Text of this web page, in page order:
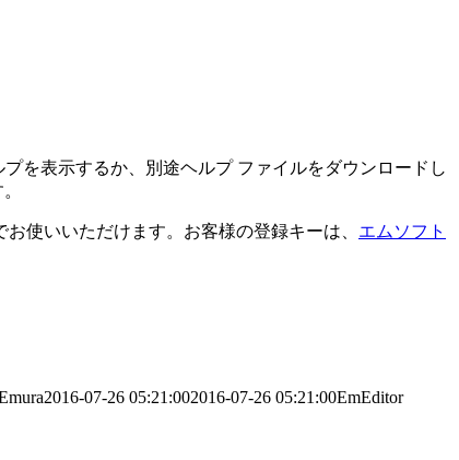
を表示するか、別途ヘルプ ファイルをダウンロードし
使いいただけます。お客様の登録キーは、 エムソフト
2016-07-26 05:21:002016-07-26 05:21:00EmEditor